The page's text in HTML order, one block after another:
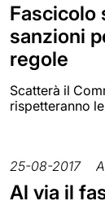
Fascicolo
sanzioni
regole
Scatterà il
rispetteranno
25-08-2017
Al via il